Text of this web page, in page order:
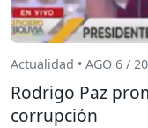
Actualidad • AGO 6 /
Rodrigo Paz
corrupción